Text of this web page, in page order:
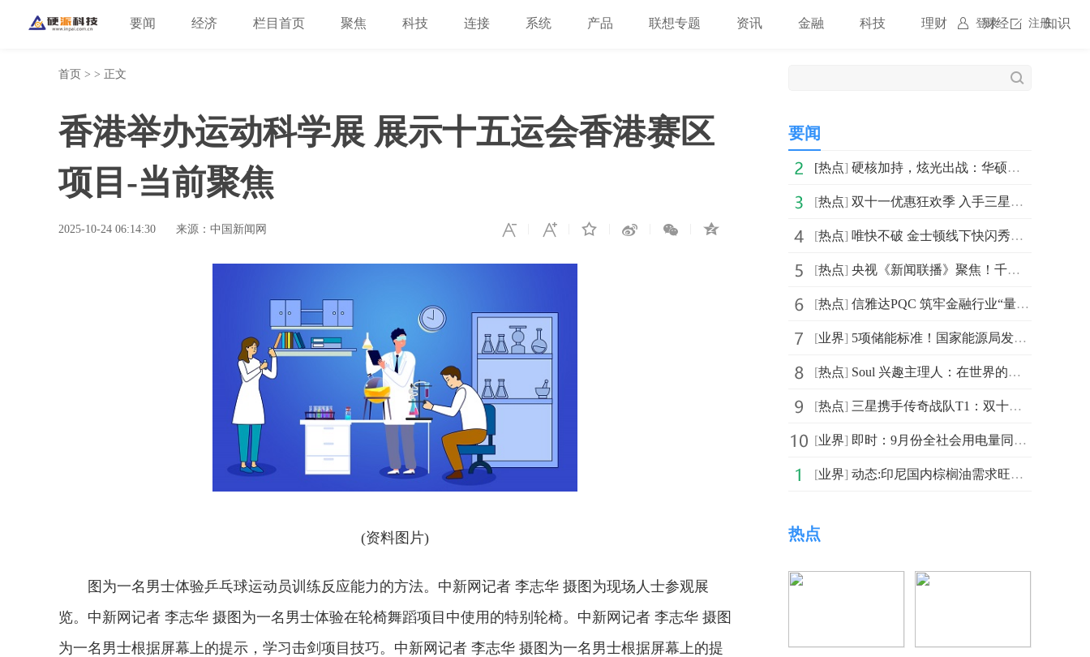
登录 注册
要闻 经济 栏目首页 聚焦 科技 连接 系统 产品 联想专题 资讯 金融 科技 理财 财经 知识
首页 > > 正文
香港举办运动科学展 展示十五运会香港赛区
项目-当前聚焦
2025-10-24 06:14:30 来源：中国新闻网
(资料图片)
图为一名男士体验乒乓球运动员训练反应能力的方法。中新网记者 李志华 摄图为现场人士参观展
览。中新网记者 李志华 摄图为一名男士体验在轮椅舞蹈项目中使用的特别轮椅。中新网记者 李志华 摄图
为一名男士根据屏幕上的提示，学习击剑项目技巧。中新网记者 李志华 摄图为一名男士根据屏幕上的提
要闻
[热点] 硬核加持，炫光出战：华硕天选6X游戏主机带你征服虚拟电竞战场
[热点] 双十一优惠狂欢季 入手三星Galaxy Z Flip7来领略智慧科技的魅力
[热点] 唯快不破 金士顿线下快闪秀火爆来袭
[热点] 央视《新闻联播》聚焦！千寻位置助“中国智造”出海
[热点] 信雅达PQC 筑牢金融行业“量子安全”新防线
[业界] 5项储能标准！国家能源局发布一批重点行业标准-每日热议
[热点] ​Soul 兴趣主理人：在世界的褶皱中寻找自我
[热点] 三星携手传奇战队T1：双十一签名显示器臻品拍卖启幕，尖端装备助燃竞技梦想
[业界] 即时：9月份全社会用电量同比增长4.5%
[业界] 动态:印尼国内棕榈油需求旺盛或制约棕榈油出口
热点